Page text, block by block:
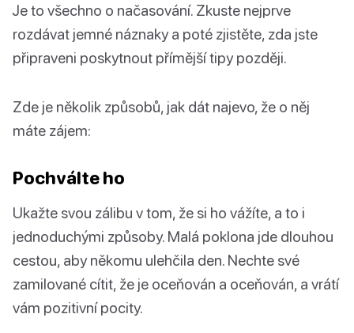
Je to všechno o načasování. Zkuste nejprve
rozdávat jemné náznaky a poté zjistěte, zda jste
připraveni poskytnout přímější tipy později.
Zde je několik způsobů, jak dát najevo, že o něj
máte zájem:
Pochválte ho
Ukažte svou zálibu v tom, že si ho vážíte, a to i
jednoduchými způsoby. Malá poklona jde dlouhou
cestou, aby někomu ulehčila den. Nechte své
zamilované cítit, že je oceňován a oceňován, a vrátí
vám pozitivní pocity.